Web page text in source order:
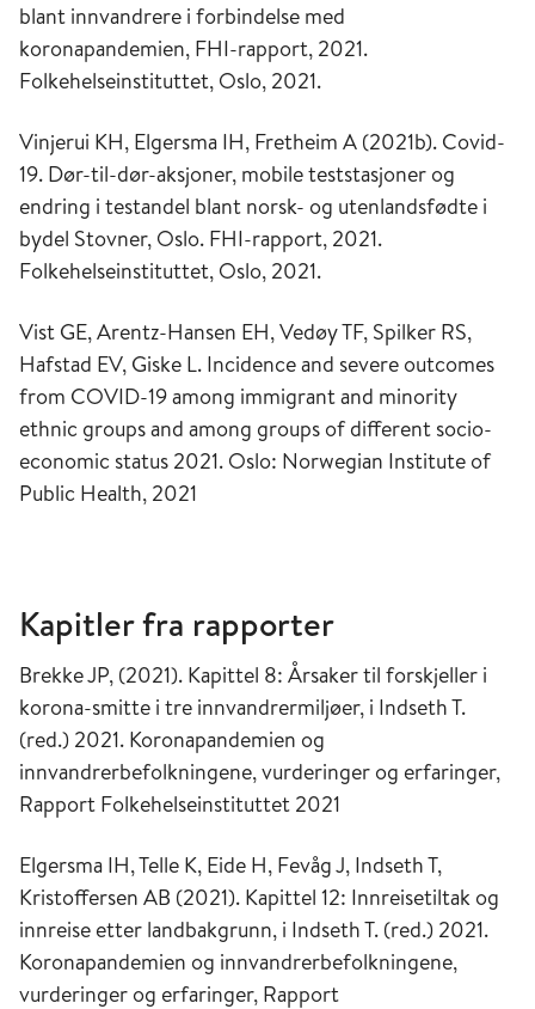
blant innvandrere i forbindelse med
koronapandemien, FHI-rapport, 2021.
Folkehelseinstituttet, Oslo, 2021.
Vinjerui KH, Elgersma IH, Fretheim A (2021b). Covid-
19. Dør-til-dør-aksjoner, mobile teststasjoner og
endring i testandel blant norsk- og utenlandsfødte i
bydel Stovner, Oslo. FHI-rapport, 2021.
Folkehelseinstituttet, Oslo, 2021.
Vist GE, Arentz-Hansen EH, Vedøy TF, Spilker RS,
Hafstad EV, Giske L. Incidence and severe outcomes
from COVID-19 among immigrant and minority
ethnic groups and among groups of different socio-
economic status 2021. Oslo: Norwegian Institute of
Public Health, 2021
Kapitlerfra rapporter
Brekke JP, (2021). Kapittel 8: Årsaker til forskjeller i
korona-smitte i tre innvandrermiljøer, i Indseth T.
(red.) 2021. Koronapandemien og
innvandrerbefolkningene, vurderinger og erfaringer,
Rapport Folkehelseinstituttet 2021
Elgersma IH, Telle K, Eide H, Fevåg J, Indseth T,
Kristoffersen AB (2021). Kapittel 12: Innreisetiltak og
innreise etter landbakgrunn, i Indseth T. (red.) 2021.
Koronapandemien og innvandrerbefolkningene,
vurderinger og erfaringer, Rapport